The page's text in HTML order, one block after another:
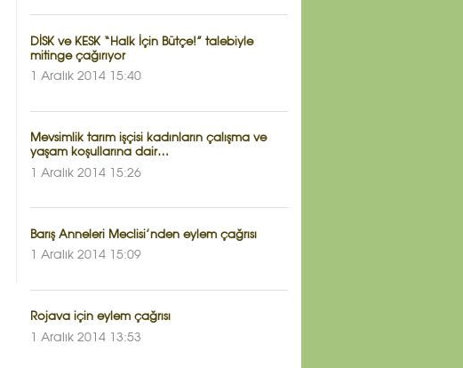
DİSK ve KESK “Halk İçin Bütçe!” talebiyle
mitinge çağırıyor
1 Aralık 2014 15:40
Mevsimlik tarım işçisi kadınların çalışma ve
yaşam koşullarına dair…
1 Aralık 2014 15:26
Barış Anneleri Meclisi’nden eylem çağrısı
1 Aralık 2014 15:09
Rojava için eylem çağrısı
1 Aralık 2014 13:53